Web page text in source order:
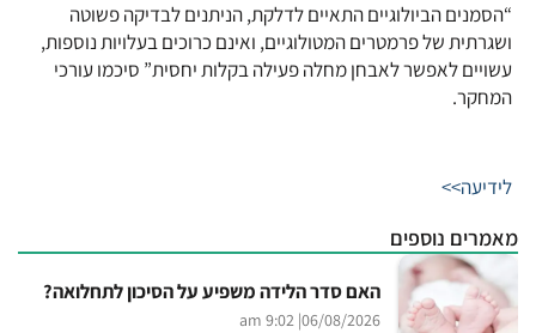
“הסמנים הביולוגיים התאיים לדלקת, הניתנים לבדיקה פשוטה
ושגרתית של פרמטרים המטולוגיים, ואינם כרוכים בעלויות נוספות,
עשויים לאפשר לאבחן מחלה פעילה בקלות יחסית” סיכמו עורכי
המחקר.
לידיעה>>
מאמרים נוספים
האם סדר הלידה משפיע על הסיכון לתחלואה?
06/08/2026
| 9:02 am